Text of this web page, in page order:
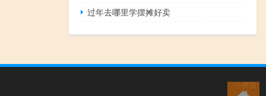
过年去哪里学摆摊好卖
小男孩